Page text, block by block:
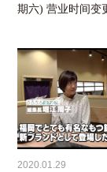
期六) 营业时间变
2020.01.29